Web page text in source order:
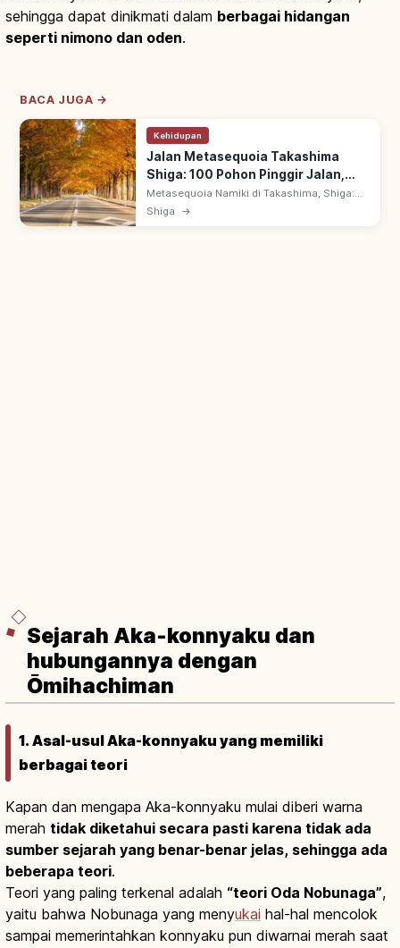
sehingga dapat dinikmati dalam berbagai hidangan
seperti nimono dan oden.
BACA JUGA →
Kehidupan
Jalan Metasequoia Takashima
Shiga: 100 Pohon Pinggir Jalan,
Rute & Sorotan
Metasequoia Namiki di Takashima, Shiga:
jalan deretan pohon metasequoia terpilih
Shin Nihon Gairoju Hyakkei. Spot drive &
Shiga →
Sejarah Aka-konnyaku dan
hubungannya dengan
Ōmihachiman
1. Asal-usul Aka-konnyaku yang memiliki
berbagai teori
Kapan dan mengapa Aka-konnyaku mulai diberi warna
merah tidak diketahui secara pasti karena tidak ada
sumber sejarah yang benar-benar jelas, sehingga ada
beberapa teori.
Teori yang paling terkenal adalah “teori Oda Nobunaga”,
yaitu bahwa Nobunaga yang menyukai hal-hal mencolok
sampai memerintahkan konnyaku pun diwarnai merah saat